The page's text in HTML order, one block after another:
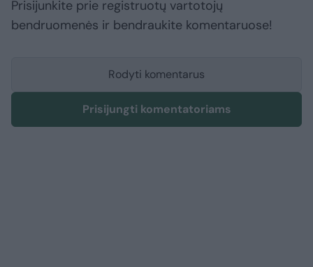
Prisijunkite prie registruotų vartotojų
bendruomenės ir bendraukite komentaruose!
Rodyti komentarus
Prisijungti komentatoriams